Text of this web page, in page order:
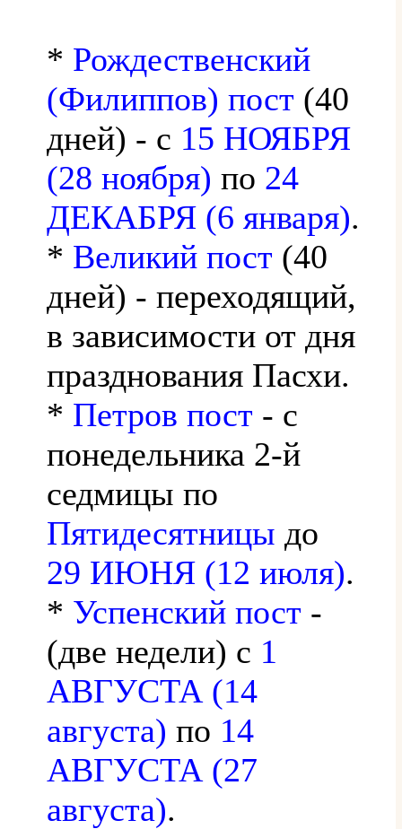
* Рождественский
(Филиппов) пост (40
дней) - с 15 НОЯБРЯ
(28 ноября) по 24
ДЕКАБРЯ (6 января).
* Великий пост (40
дней) - переходящий,
в зависимости от дня
празднования Пасхи.
* Петров пост - с
понедельника 2-й
седмицы по
Пятидесятницы до
29 ИЮНЯ (12 июля).
* Успенский пост -
(две недели) с 1
АВГУСТА (14
августа) по 14
АВГУСТА (27
августа).